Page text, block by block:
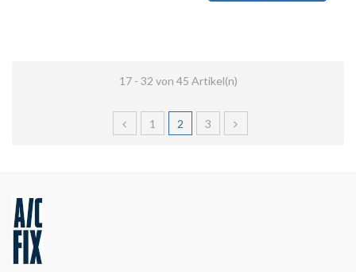
17 - 32 von 45 Artikel(n)
1 2 3